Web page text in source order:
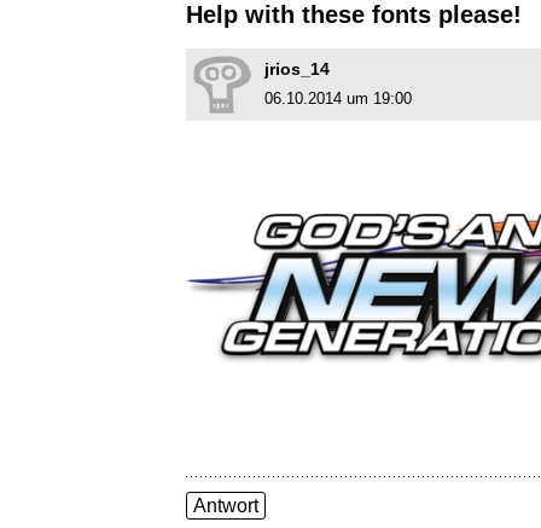
Help with these fonts please!
jrios_14
06.10.2014 um 19:00
Antwort